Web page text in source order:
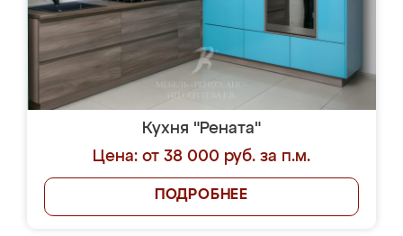
Кухня "Рената"
Цена: от 38 000 руб. за п.м.
ПОДРОБНЕЕ